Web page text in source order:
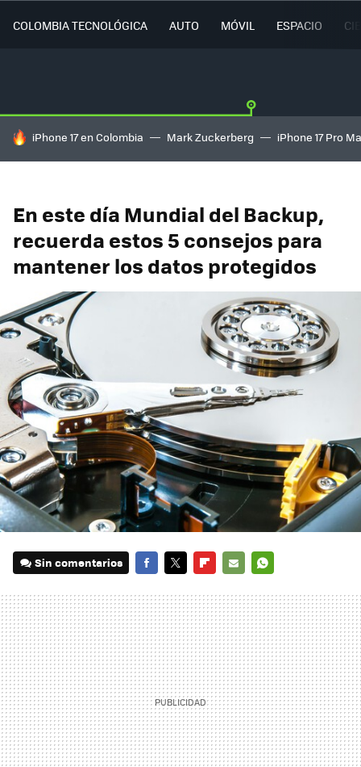
COLOMBIA TECNOLÓGICA AUTO MÓVIL ESPACIO
HOY SE HABLA DE
iPhone 17 en Colombia Mark Zuckerberg iPhone 17 Pro
En este día Mundial del Backup,
recuerda estos 5 consejos para
mantener los datos protegidos
Sin comentarios
MAIL